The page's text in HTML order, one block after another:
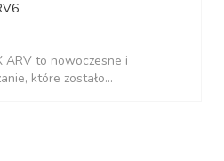
ARV to nowoczesne i
które zostało...